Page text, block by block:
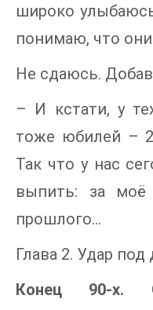
широко
понимаю, что
Не сдаюсь.
– И кстати, у
тоже юбилей –
Так что у нас
выпить: за моё
прошлого…
Глава 2. Удар под
Конец 90-х.